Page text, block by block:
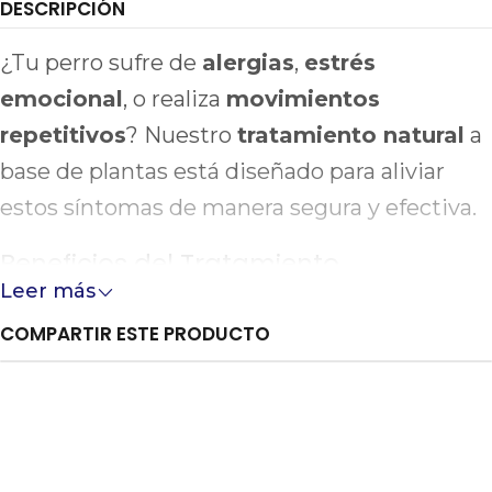
DESCRIPCIÓN
¿Tu perro sufre de alergias, estrés
emocional, o realiza movimientos
repetitivos? Nuestro tratamiento natural a
base de plantas está diseñado para aliviar
estos síntomas de manera segura y efectiva.
Terapia natural
Leer más
COMPARTIR ESTE PRODUCTO